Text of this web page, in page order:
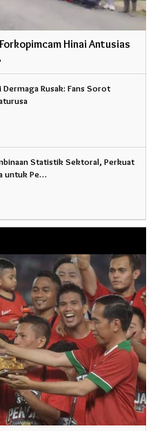
Hinai Antusias
Dermaga Rusak: Fans Sorot
Statistik Sektoral, Perkuat
untuk Pe…